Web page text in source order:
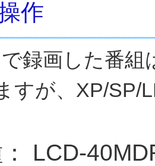
作
録画した番
すが、XP/SP/
LCD-